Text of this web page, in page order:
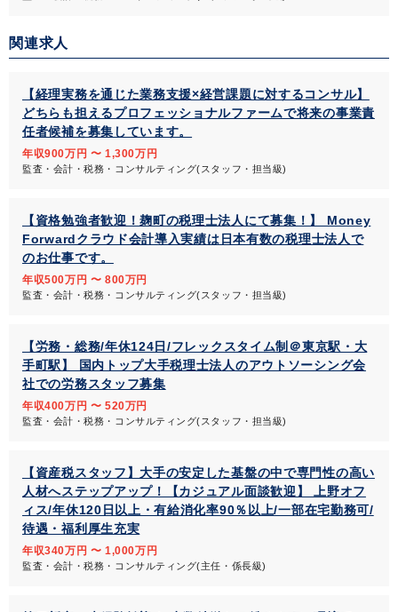
関連求人
【経理実務を通じた業務支援×経営課題に対するコンサル】
どちらも担えるプロフェッショナルファームで将来の事業責
任者候補を募集しています。
年収900万円 〜 1,300万円
監査・会計・税務・コンサルティング(スタッフ・担当級)
【資格勉強者歓迎！麹町の税理士法人にて募集！】 Money
Forwardクラウド会計導入実績は日本有数の税理士法人で
のお仕事です。
年収500万円 〜 800万円
監査・会計・税務・コンサルティング(スタッフ・担当級)
【労務・総務/年休124日/フレックスタイム制＠東京駅・大
手町駅】 国内トップ大手税理士法人のアウトソーシング会
社での労務スタッフ募集
年収400万円 〜 520万円
監査・会計・税務・コンサルティング(スタッフ・担当級)
【資産税スタッフ】大手の安定した基盤の中で専門性の高い
人材へステップアップ！【カジュアル面談歓迎】 上野オフ
ィス/年休120日以上・有給消化率90％以上/一部在宅勤務可/
待遇・福利厚生充実
年収340万円 〜 1,000万円
監査・会計・税務・コンサルティング(主任・係長級)